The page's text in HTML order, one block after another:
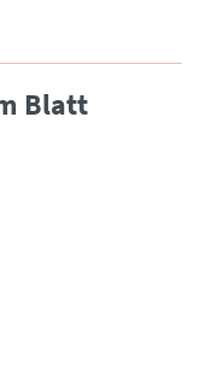
Blatt